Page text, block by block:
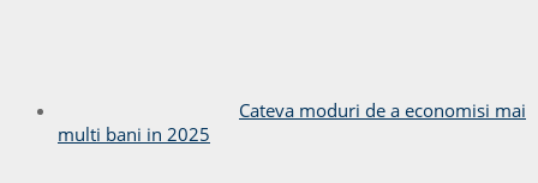
Cateva moduri de a economisi mai
multi bani in 2025